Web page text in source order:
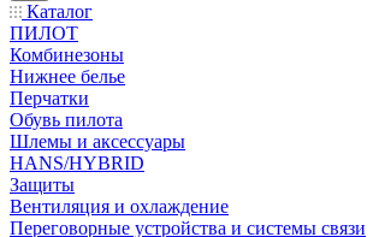
Каталог
ПИЛОТ
Комбинезоны
Нижнее белье
Перчатки
Обувь пилота
Шлемы и аксессуары
HANS/HYBRID
Защиты
Вентиляция и охлаждение
Переговорные устройства и системы связи